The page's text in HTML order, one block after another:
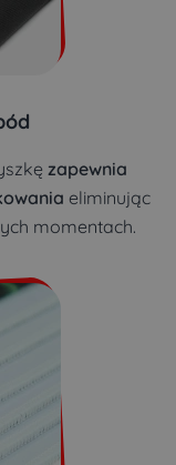
zapewnia
eliminując
momentach.